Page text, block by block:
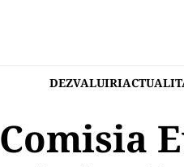
DEZVALUIRI
Comisia